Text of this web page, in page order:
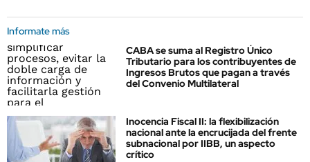
Informate más
CABA se suma al Registro Único
Tributario para los contribuyentes de
Ingresos Brutos que pagan a través
del Convenio Multilateral
Inocencia Fiscal II: la flexibilización
nacional ante la encrucijada del frente
subnacional por IIBB, un aspecto
crítico